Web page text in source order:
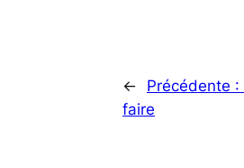
← Précédente :
faire